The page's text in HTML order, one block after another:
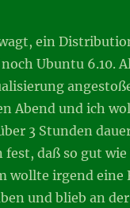
ein
Ubuntu 6.10.
Abend und ich
3 Stunden
daß so gut
wollte irgend eine
und blieb an